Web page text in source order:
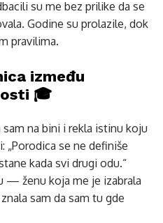
su me bez prilike da se
Godine su prolazile, dok
pravilima.
između
🎓
na bini i rekla istinu koju
„Porodica se ne definiše
kada svi drugi odu.“
— ženu koja me je izabrala
sam da sam tu gde